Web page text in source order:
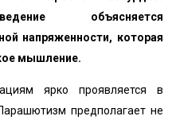
объясняется
напряженности, которая
мышление.
ярко проявляется в
предполагает не